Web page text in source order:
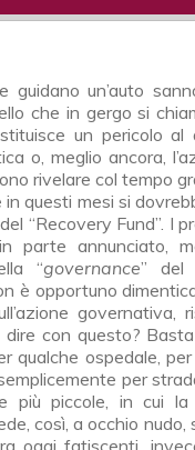
che in gergo si
un pericolo al
o, meglio ancora,
rivelare col tempo
in questi mesi si
“Recovery Fund”. I
parte annunciato,
“governance” del
è opportuno
dire con questo?
qualche ospedale,
per
più piccole, in cui
così, a occhio nudo,
oggi fatiscenti,